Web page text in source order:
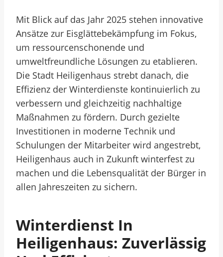
Mit Blick auf das Jahr 2025 stehen innovative
Ansätze zur Eisglättebekämpfung im Fokus,
um ressourcenschonende und
umweltfreundliche Lösungen zu etablieren.
Die Stadt Heiligenhaus strebt danach, die
Effizienz der Winterdienste kontinuierlich zu
verbessern und gleichzeitig nachhaltige
Maßnahmen zu fördern. Durch gezielte
Investitionen in moderne Technik und
Schulungen der Mitarbeiter wird angestrebt,
Heiligenhaus auch in Zukunft winterfest zu
machen und die Lebensqualität der Bürger in
allen Jahreszeiten zu sichern.
Winterdienst In
Heiligenhaus: Zuverlässig